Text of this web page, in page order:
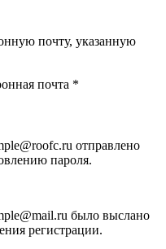
почту, указанную
почта *
отправлено
пароля.
было выслано
регистрации.